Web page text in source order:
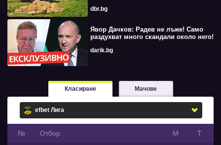
dbr.bg
Явор Дачков: Радев не лъже! Само
раздухват много скандали около него!
darik.bg
Класиране Мачове
№ Oтбор М Т